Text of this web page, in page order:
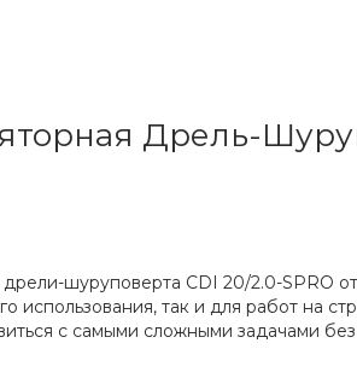
Дрель-
шуруповерта CDI 20/2.0-SPRO
так и для работ на
с самыми сложными задачами